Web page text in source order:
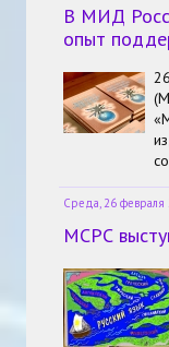
В МИД
опыт
Среда, 26 февраля
МСРС